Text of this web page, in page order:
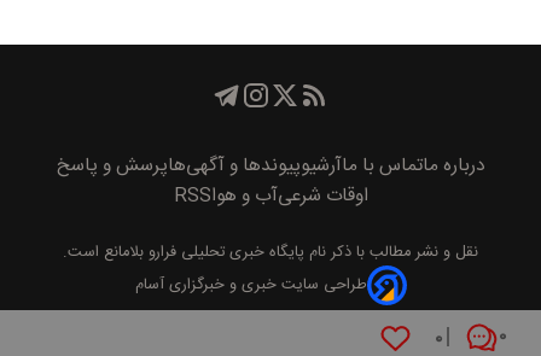
۰ ۰
درباره ماتماس با ماآرشیوپیوند‌ها و آگهی‌هاپرسش و پاسخ
اوقات شرعیآب و هواRSS
نقل و نشر مطالب با ذکر نام پايگاه خبری تحليلی فراروبلامانع است.
طراحی سایت خبری و خبرگزاری آسام